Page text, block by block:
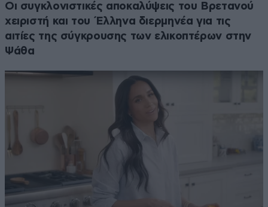
Οι συγκλονιστικές αποκαλύψεις του Βρετανού
χειριστή και του Έλληνα διερμηνέα για τις
αιτίες της σύγκρουσης των ελικοπτέρων στην
Ψάθα